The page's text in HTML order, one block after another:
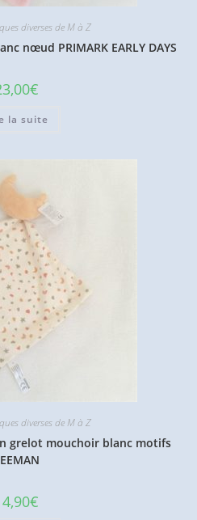
diverses de M à Z
nœud PRIMARK EARLY DAYS
€
la suite
diverses de M à Z
grelot mouchoir blanc motifs
€